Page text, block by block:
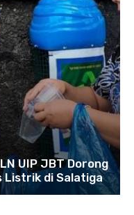
UIP JBT Dorong
Listrik di Salatiga